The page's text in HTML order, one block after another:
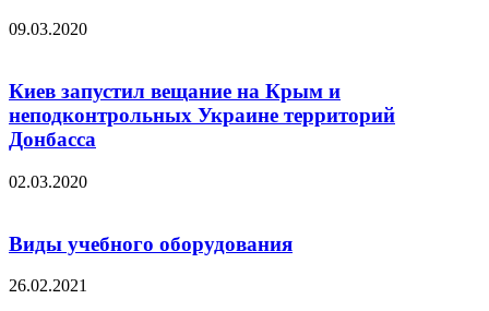
09.03.2020
Киев запустил вещание на Крым и
неподконтрольных Украине территорий
Донбасса
02.03.2020
Виды учебного оборудования
26.02.2021